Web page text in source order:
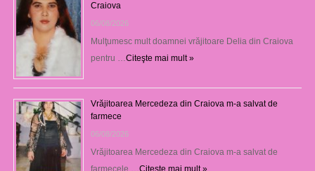
Craiova
06/08/2026
Mulţumesc mult doamnei vrăjitoare Delia din Craiova
pentru …Citeşte mai mult »
Vrăjitoarea Mercedeza din Craiova m-a salvat de
farmece
06/08/2026
Vrăjitoarea Mercedeza din Craiova m-a salvat de